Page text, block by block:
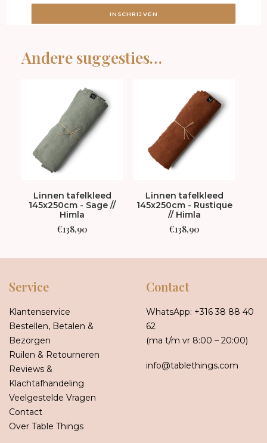
INSCHRIJVEN
Andere suggesties…
Linnen tafelkleed
145x250cm - Sage //
Himla
€138,90
Linnen tafelkleed
145x250cm - Rustique
// Himla
€138,90
Service
Klantenservice
Bestellen, Betalen &
Bezorgen
Ruilen & Retourneren
Reviews &
Klachtafhandeling
Veelgestelde Vragen
Contact
Over Table Things
Contact
WhatsApp: +316 38 88 40
62
(ma t/m vr 8:00 – 20:00)
info@tablethings.com